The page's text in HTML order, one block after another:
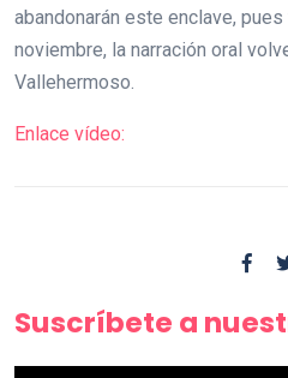
abandonarán este enclave,
noviembre, la narración oral
Vallehermoso.
Enlace vídeo:
Suscríbete a